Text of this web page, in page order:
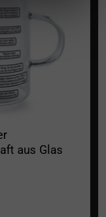
aus Glas